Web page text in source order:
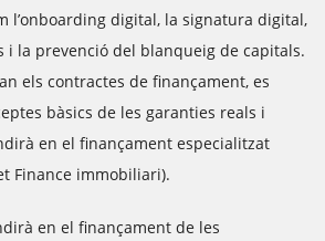
l’onboarding digital, la signatura digital,
i la prevenció del blanqueig de capitals.
els contractes de finançament, es
bàsics de les garanties reals i
en el finançament especialitzat
Finance immobiliari).
en el finançament de les